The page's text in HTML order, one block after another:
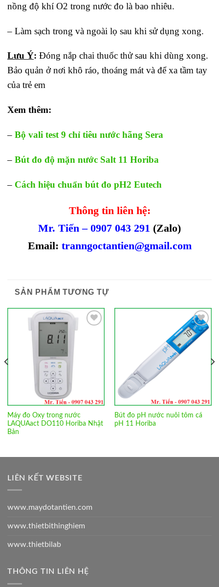
nồng độ khí O2 trong nước đo là bao nhiêu.
– Làm sạch trong và ngoài lọ sau khi sử dụng xong.
Lưu Ý: Đóng nắp chai thuốc thử sau khi dùng xong.
Bảo quản ở nơi khô ráo, thoáng mát và để xa tầm tay
của trẻ em
Xem thêm:
– Bộ vali test 9 chỉ tiêu nước hãng Sera
– Bút đo độ mặn nước Salt 11 Horiba
– Cách hiệu chuẩn bút đo pH2 Eutech
Thông tin liên hệ:
Mr. Tiến – 0907 043 291 (Zalo)
Email: tranngoctantien@gmail.com
SẢN PHẨM TƯƠNG TỰ
Máy đo Oxy trong nước
LAQUAact DO110 Horiba Nhật
Bản
Add to
Wishlist
Bút đo pH nước nuôi tôm cá
pH 11 Horiba
LIÊN KẾT WEBSITE
www.maydotantien.com
www.thietbithinghiem
www.thietbilab
THÔNG TIN LIÊN HỆ